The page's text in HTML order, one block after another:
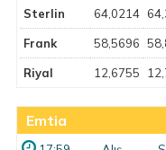
Sterlin 64,0214
Frank 58,5696
Riyal 12,6755
Emtia